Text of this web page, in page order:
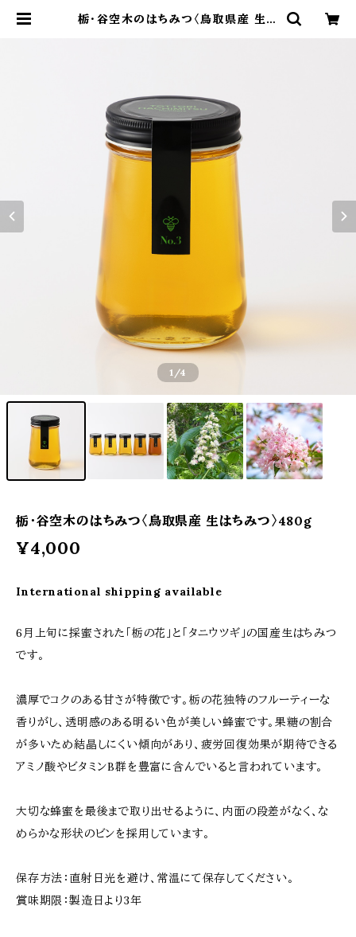
栃・谷空木のはちみつ〈鳥取県産 生は
1 /4
栃・谷空木のはちみつ〈鳥取県産 生はちみつ〉480g
¥4,000
International shipping available
6月上旬に採蜜された「栃の花」と「タニウツギ」の国産生はちみつ
です。
濃厚でコクのある甘さが特徴です。栃の花独特のフルーティーな
香りがし、透明感のある明るい色が美しい蜂蜜です。果糖の割合
が多いため結晶しにくい傾向があり、疲労回復効果が期待できる
アミノ酸やビタミンB群を豊富に含んでいると言われています。
大切な蜂蜜を最後まで取り出せるように、内面の段差がなく、な
めらかな形状のビンを採用しています。
保存方法：直射日光を避け、常温にて保存してください。
賞味期限：製造日より3年